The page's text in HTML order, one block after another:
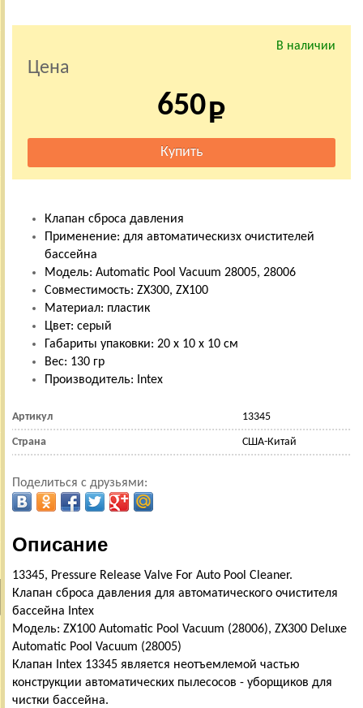
В наличии
Цена
650
Клапан сброса давления
Применение: для автоматическизх очистителей
бассейна
Модель: Automatic Pool Vacuum 28005, 28006
Совместимость: ZX300, ZX100
Материал: пластик
Цвет: серый
Габариты упаковки: 20 х 10 х 10 см
Вес: 130 гр
Производитель: Intex
Артикул 13345
Страна США-Китай
Поделиться с друзьями:
Описание
13345, Pressure Release Valve For Auto Pool Cleaner.
Клапан сброса давления для автоматического очистителя
бассейна Intex
Модель: ZX100 Automatic Pool Vacuum (28006), ZX300 Deluxe
Automatic Pool Vacuum (28005)
Клапан Intex 13345 является неотъемлемой частью
конструкции автоматических пылесосов - уборщиков для
чистки бассейна.